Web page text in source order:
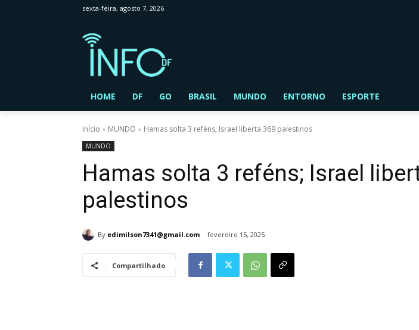
sexta-feira, agosto 7, 2026
HOME DF GO BRASIL MUNDO ENTORNO ESPORTE
Início MUNDO Hamas solta 3 reféns; Israel liberta 369 palestinos
MUNDO
Hamas solta 3 reféns; Israel
palestinos
By edimilson7341@gmail.com fevereiro 15, 2025
Compartilhado